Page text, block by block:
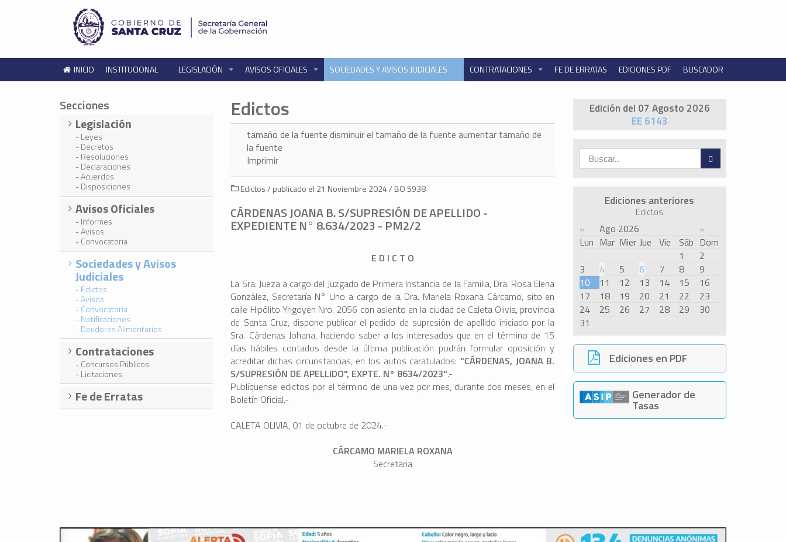
INICIO INSTITUCIONAL LEGISLACIÓN AVISOS OFICIALES SOCIEDADES Y AVISOS JUDICIALES CONTRATACIONES FE DE ERRATAS EDICIONES PDF BUSCADOR
Edición del 07 Agosto 2026
EE 6143
Ediciones anteriores
Edictos
« Ago 2026
»
Lun Mar Mier Jue Vie Sáb Dom
1
2
3
4 5 6 7 8
9
10
11 12 13 14 15
16
17
18 19 20 21 22
23
24
25 26 27 28 29
30
31
Ediciones en PDF
Generador de
Tasas
Secciones
Legislación
- Leyes
- Decretos
- Resoluciones
- Declaraciones
- Acuerdos
- Disposiciones
Avisos Oficiales
- Informes
- Avisos
- Convocatoria
Sociedades y Avisos
Judiciales
- Edictos
- Avisos
- Convocatoria
- Notificaciones
- Deudores Alimentarios
Contrataciones
- Concursos Públicos
- Licitaciones
Fe de Erratas
Edictos
tamaño de la fuente disminuir el tamaño de la fuente aumentar tamaño de
la fuente
Imprimir
Edictos / publicado el 21 Noviembre 2024 / BO 5938
CÁRDENAS JOANA B. S/SUPRESIÓN DE APELLIDO -
EXPEDIENTE N° 8.634/2023 - PM2/2
E D I C T O
La Sra. Jueza a cargo del Juzgado de Primera Instancia de la Familia, Dra. Rosa Elena
González, Secretaría N° Uno a cargo de la Dra. Mariela Roxana Cárcamo, sito en
calle Hipólito Yrigoyen Nro. 2056 con asiento en la ciudad de Caleta Olivia, provincia
de Santa Cruz, dispone publicar el pedido de supresión de apellido iniciado por la
Sra. Cárdenas Johana, haciendo saber a los interesados que en el término de 15
días hábiles contados desde la última publicación podrán formular oposición y
acreditar dichas circunstancias, en los autos caratulados: "CÁRDENAS, JOANA B.
S/SUPRESIÓN DE APELLIDO", EXPTE. N° 8634/2023".-
Publíquense edictos por el término de una vez por mes, durante dos meses, en el
Boletín Oficial.-
CALETA OLIVIA, 01 de octubre de 2024.-
CÁRCAMO MARIELA ROXANA
Secretaria